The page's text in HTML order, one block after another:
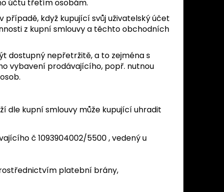
účtu třetím osobám.
případě, když kupující svůj uživatelský účet
z kupní smlouvy a těchto obchodních
dostupný nepřetržitě, a to zejména s
vybavení prodávajícího, popř. nutnou
dle kupní smlouvy může kupující uhradit
č 1093904002/5500 , vedený u
platební brány,